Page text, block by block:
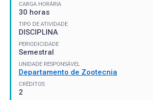
CARGA HORÁRIA
30 horas
TIPO DE ATIVIDADE
DISCIPLINA
PERIODICIDADE
Semestral
UNIDADE RESPONSÁVEL
Departamento de Zootecnia
CRÉDITOS
2